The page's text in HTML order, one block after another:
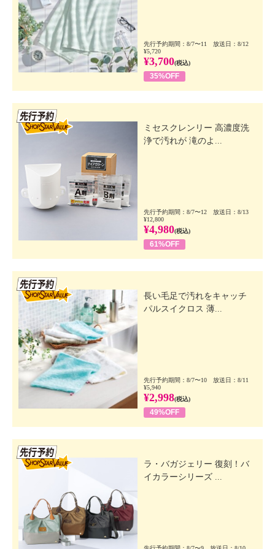
先行予約期間：8/7〜11 放送日：8/12
¥5,720
¥3,700(税込)
35%OFF
ミセスクレンリー 高濃度洗
浄で汚れが 滝のよ...
先行予約期間：8/7〜12 放送日：8/13
¥12,800
¥4,980(税込)
61%OFF
長い毛足で汚れをキャッチ
パルスイクロス 薄...
先行予約期間：8/7〜10 放送日：8/11
¥5,940
¥2,998(税込)
49%OFF
ラ・バガジェリー 復刻！バ
イカラーシリーズ ...